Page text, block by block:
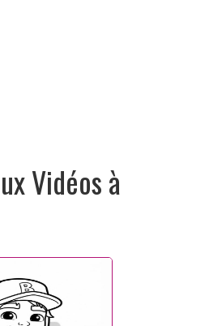
Vidéos à